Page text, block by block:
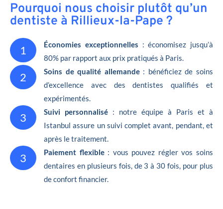
Pourquoi nous choisir plutôt qu’un
dentiste à Rillieux-la-Pape ?
1 Économies exceptionnelles : économisez jusqu’à
80% par rapport aux prix pratiqués à Paris.
2 Soins de qualité allemande: bénéficiez de soins
d’excellence avec des dentistes qualifiés et
expérimentés.
3 Suivi personnalisé : notre équipe à Paris et à
Istanbul assure un suivi complet avant, pendant, et
après le traitement.
3 Paiement flexible: vous pouvez régler vos soins
dentaires en plusieurs fois, de 3 à 30 fois, pour plus
de confort financier.